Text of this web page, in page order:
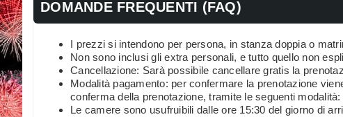
DOMANDE FREQUENTI (FAQ)
I prezzi si intendono per persona, in stanza doppia o
Non sono inclusi gli extra personali, e tutto quello non
Cancellazione: Sarà possibile cancellare gratis la
Modalità pagamento: per confermare la prenotazione
conferma della prenotazione, tramite le seguenti
Le camere sono usufruibili dalle ore 15:30 del giorno di